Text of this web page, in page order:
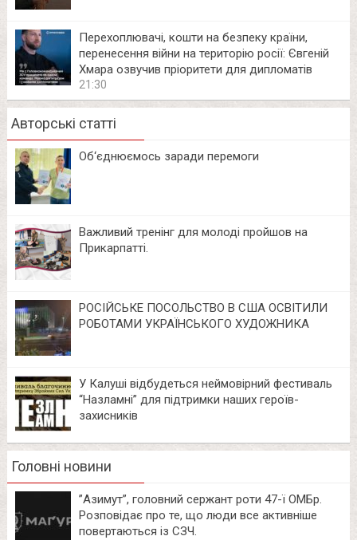
Перехоплювачі, кошти на безпеку країни,
перенесення війни на територію росії: Євгеній
Хмара озвучив пріоритети для дипломатів
21:30
Авторські статті
Об‘єднюємось заради перемоги
Важливий тренінг для молоді пройшов на
Прикарпатті.
РОСІЙСЬКЕ ПОСОЛЬСТВО В США ОСВІТИЛИ
РОБОТАМИ УКРАЇНСЬКОГО ХУДОЖНИКА
У Калуші відбудеться неймовірний фестиваль
“Назламні” для підтримки наших героїв-
захисників
Головні новини
⁨”Азимут”, головний сержант роти 47-ї ОМБр.
Розповідає про те, що люди все активніше
повертаються із СЗЧ.